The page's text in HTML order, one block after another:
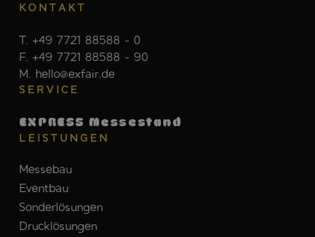
KONTAKT
T. +49 7721 88588 - 0
F. +49 7721 88588 - 90
M. hello@exfair.de
SERVICE
EXPRESS Messestand
LEISTUNGEN
Messebau
Eventbau
Sonderlösungen
Drucklösungen